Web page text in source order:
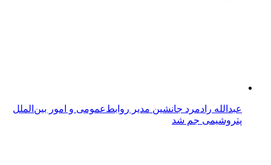
عبدالله رادمرد جانشین مدیر روابط‌عمومی و امور بین‌الملل
پتروشیمی جم شد